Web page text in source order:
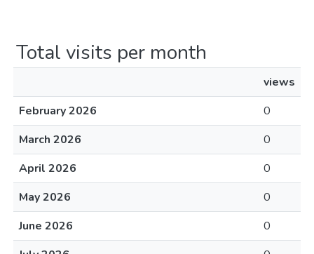
Total visits per month
views
February 2026
0
March 2026
0
April 2026
0
May 2026
0
June 2026
0